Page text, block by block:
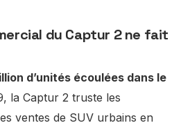
du Captur 2 ne fait
d’unités écoulées dans le
la Captur 2 truste les
ventes de SUV urbains en